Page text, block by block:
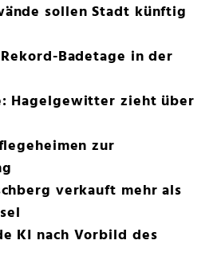
sollen Stadt künftig
Badetage in der
Hagelgewitter zieht über
zur
verkauft mehr als
KI nach Vorbild des